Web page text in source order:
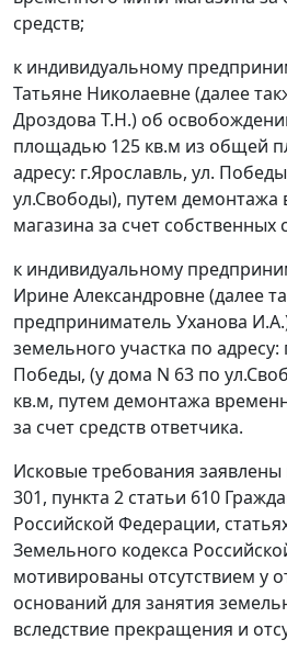
средств;
к индивидуальному
Татьяне Николаевне (далее
Дроздова Т.Н.) об
площадью 125 кв.м из общей
адресу: г.Ярославль, ул.
ул.Свободы), путем
магазина за счет собственных
к индивидуальному
Ирине Александровне (далее
предприниматель Уханова
земельного участка по адресу:
Победы, (у дома N 63 по
кв.м, путем демонтажа
за счет средств ответчика.
Исковые требования
301, пункта 2 статьи 610
Российской Федерации,
Земельного кодекса
мотивированы отсутствием у
оснований для занятия
вследствие прекращения и